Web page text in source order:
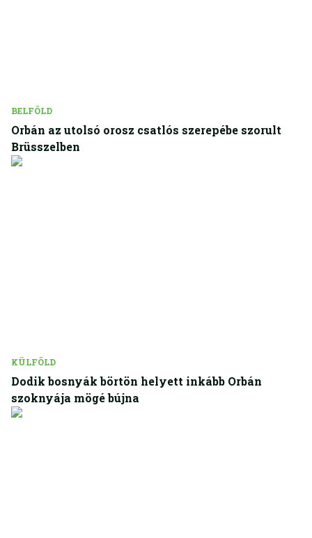
BELFÖLD
Orbán az utolsó orosz csatlós szerepébe szorult
Brüsszelben
KÜLFÖLD
Dodik bosnyák börtön helyett inkább Orbán
szoknyája mögé bújna